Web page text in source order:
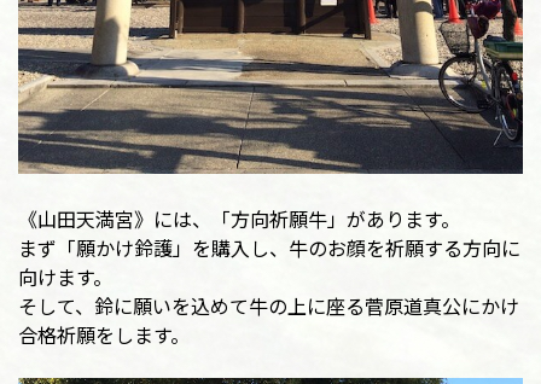
《山田天満宮》には、「方向祈願牛」があります。
まず「願かけ鈴護」を購入し、牛のお顔を祈願する方向に
向けます。
そして、鈴に願いを込めて牛の上に座る菅原道真公にかけ
合格祈願をします。